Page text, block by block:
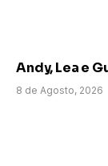
Andy, Lea e
8 de Agosto, 2026